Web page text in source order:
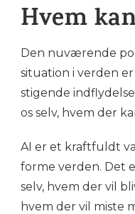
Hvem
Den nuværende
situation i verden
stigende
os selv, hvem der
AI er et kraftfuldt
forme verden. Det
selv, hvem der vil
hvem der vil miste